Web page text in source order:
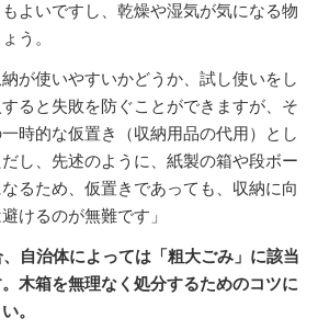
よいですし、乾燥や湿気が気になる物
う。
が使いやすいかどうか、試し使いをし
ると失敗を防ぐことができますが、そ
時的な仮置き（収納用品の代用）とし
し、先述のように、紙製の箱や段ボー
るため、仮置きであっても、収納に向
けるのが無難です」
自治体によっては「粗大ごみ」に該当
木箱を無理なく処分するためのコツに
。